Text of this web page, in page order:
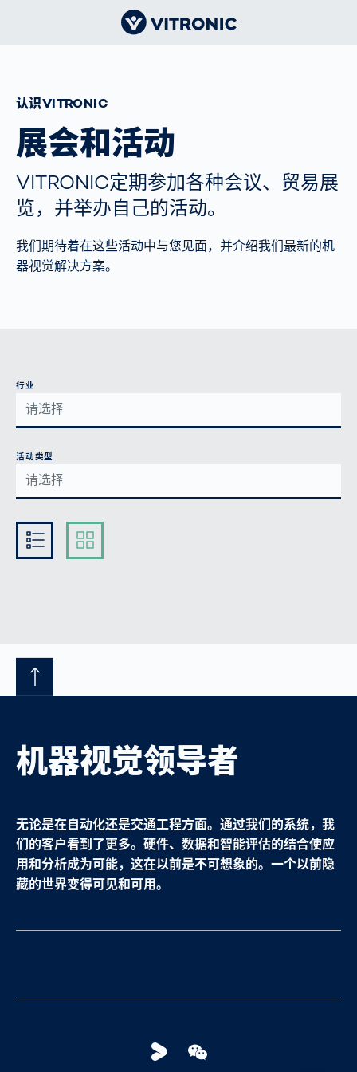
认识VITRONIC
展会和活动
VITRONIC定期参加各种会议、贸易展
览，并举办自己的活动。
我们期待着在这些活动中与您见面，并介绍我们最新的机
器视觉解决方案。
行业
活动类型
Kompakt
机器视觉领导者
无论是在自动化还是交通工程方面。通过我们的系统，我
们的客户看到了更多。硬件、数据和智能评估的结合使应
用和分析成为可能，这在以前是不可想象的。一个以前隐
藏的世界变得可见和可用。
Youku